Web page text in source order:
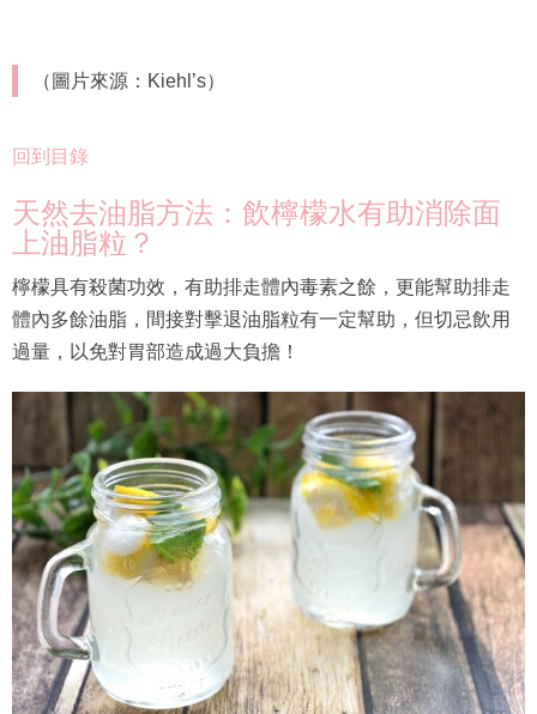
（圖片來源：Kiehl’s）
回到目錄
天然去油脂方法：飲檸檬水有助消除面
上油脂粒？
檸檬具有殺菌功效，有助排走體內毒素之餘，更能幫助排走
體內多餘油脂，間接對擊退油脂粒有一定幫助，但切忌飲用
過量，以免對胃部造成過大負擔！